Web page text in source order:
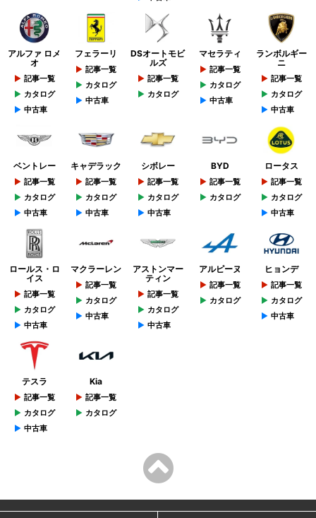
アルファ ロメ
オ
記事一覧
カタログ
中古車
フェラーリ
記事一覧
カタログ
中古車
DSオートモビ
ルズ
記事一覧
カタログ
マセラティ
記事一覧
カタログ
中古車
ランボルギー
ニ
記事一覧
カタログ
中古車
ベントレー
記事一覧
カタログ
中古車
キャデラック
記事一覧
カタログ
中古車
シボレー
記事一覧
カタログ
中古車
BYD
記事一覧
カタログ
ロータス
記事一覧
カタログ
中古車
ロールス・ロ
イス
記事一覧
カタログ
中古車
マクラーレン
記事一覧
カタログ
中古車
アストンマー
ティン
記事一覧
カタログ
中古車
アルピーヌ
記事一覧
カタログ
ヒョンデ
記事一覧
カタログ
中古車
テスラ
記事一覧
カタログ
中古車
Kia
記事一覧
カタログ